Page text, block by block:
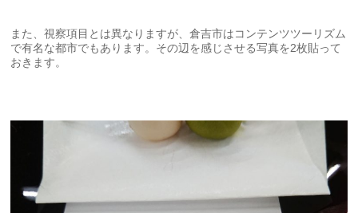
また、視察項目とは異なりますが、倉吉市はコンテンツツーリズム
で有名な都市でもあります。その辺を感じさせる写真を2枚貼って
おきます。